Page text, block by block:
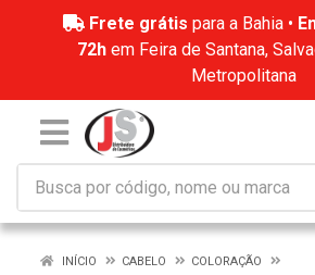
Frete grátis para a Bahia •
72hem Feira de Santana,
Metropolitana
INÍCIO CABELO
COLORAÇÃO